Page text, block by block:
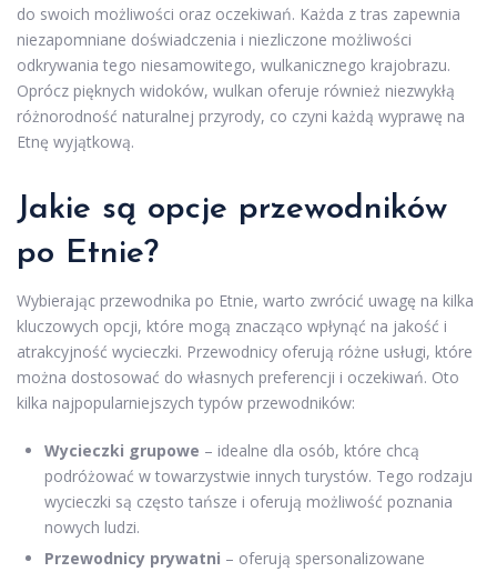
do swoich możliwości oraz oczekiwań. Każda z tras zapewnia
niezapomniane doświadczenia i niezliczone możliwości
odkrywania tego niesamowitego, wulkanicznego krajobrazu.
Oprócz pięknych widoków, wulkan oferuje również niezwykłą
różnorodność naturalnej przyrody, co czyni każdą wyprawę na
Etnę wyjątkową.
Jakie są opcje przewodników
po Etnie?
Wybierając przewodnika po Etnie, warto zwrócić uwagę na kilka
kluczowych opcji, które mogą znacząco wpłynąć na jakość i
atrakcyjność wycieczki. Przewodnicy oferują różne usługi, które
można dostosować do własnych preferencji i oczekiwań. Oto
kilka najpopularniejszych typów przewodników:
Wycieczki grupowe – idealne dla osób, które chcą
podróżować w towarzystwie innych turystów. Tego rodzaju
wycieczki są często tańsze i oferują możliwość poznania
nowych ludzi.
Przewodnicy prywatni – oferują spersonalizowane